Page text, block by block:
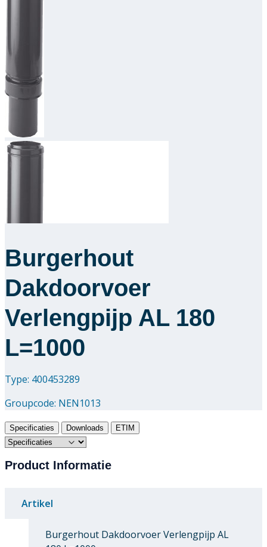
Oplossingen
Academy
Contact
Burgerhout
Dakdoorvoer
Verlengpijp AL 180
L=1000
Type: 400453289
Groupcode: NEN1013
Specificaties Downloads ETIM
Product Informatie
Artikel
Burgerhout Dakdoorvoer Verlengpijp AL